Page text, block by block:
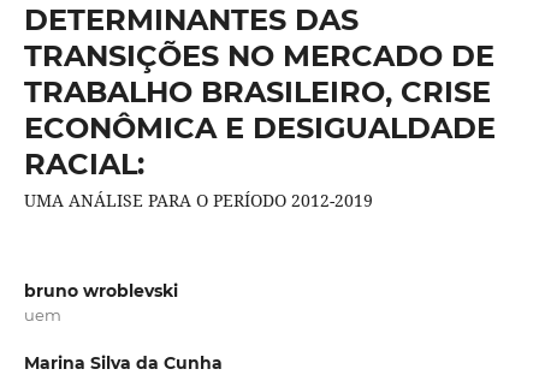
DETERMINANTES DAS
TRANSIÇÕES NO MERCADO DE
TRABALHO BRASILEIRO, CRISE
ECONÔMICA E DESIGUALDADE
RACIAL:
UMA ANÁLISE PARA O PERÍODO 2012-2019
bruno wroblevski
uem
Marina Silva da Cunha